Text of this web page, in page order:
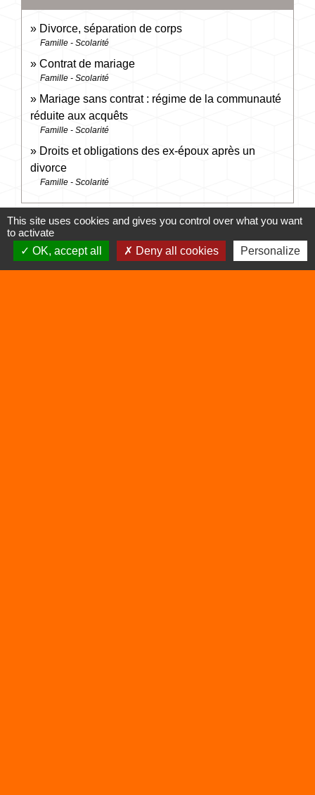
Divorce, séparation de corps
Famille - Scolarité
Contrat de mariage
Famille - Scolarité
Mariage sans contrat : régime de la communauté
réduite aux acquêts
Famille - Scolarité
Droits et obligations des ex-époux après un
divorce
Famille - Scolarité
Et aussi
This site uses cookies and gives you control over what you want
to activate
OK, accept all
Deny all cookies Personalize